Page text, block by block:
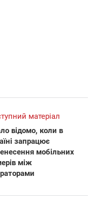
матеріал
відомо, коли в
запрацює
мобільних
між